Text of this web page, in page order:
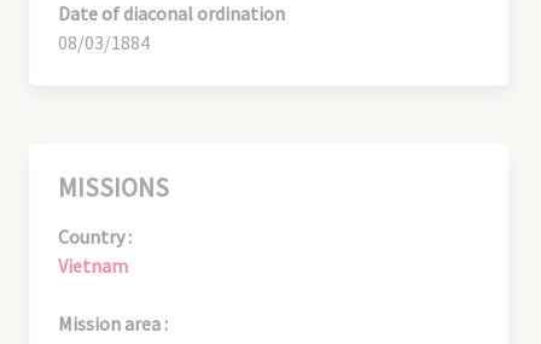
Date of diaconal ordination
08/03/1884
MISSIONS
Country :
Vietnam
Mission area :